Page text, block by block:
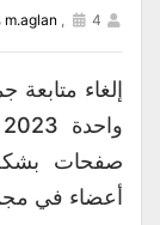
m.aglan , 4 مايو, 2023,
إلغاء
صفحات
أعضاء في